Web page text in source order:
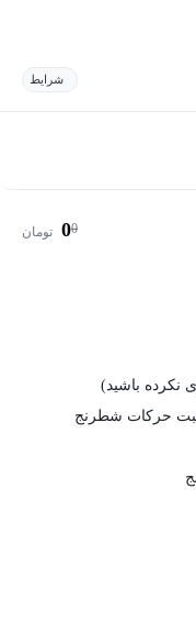
شرایط
0
0 تومان
نکرده باشید)
ثبت حرکات شطرنج